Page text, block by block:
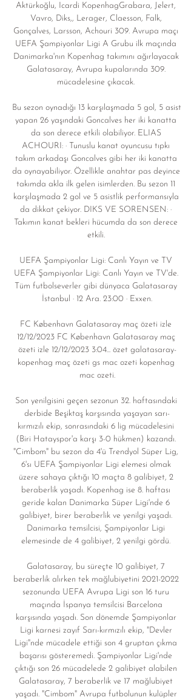
Aktürkoğlu, Icardi KopenhagGrabara, Jelert,
Vavro, Diks,, Lerager, Claesson, Falk,
Gonçalves, Larsson, Achouri 309. Avrupa maçı
UEFA Şampiyonlar Ligi A Grubu ilk maçında
Danimarka'nın Kopenhag takımını ağırlayacak
Galatasaray, Avrupa kupalarında 309.
mücadelesine çıkacak.
Bu sezon oynadığı 13 karşılaşmada 5 gol, 5 asist
yapan 26 yaşındaki Goncalves her iki kanatta
da son derece etkili olabiliyor. ELIAS
ACHOURI: · Tunuslu kanat oyuncusu tıpkı
takım arkadaşı Goncalves gibi her iki kanatta
da oynayabiliyor. Özellikle anahtar pas deyince
takımda akla ilk gelen isimlerden. Bu sezon 11
karşılaşmada 2 gol ve 5 asistlik performansıyla
da dikkat çekiyor. DIKS VE SORENSEN: ·
Takımın kanat bekleri hücumda da son derece
etkili.
UEFA Şampiyonlar Ligi: Canlı Yayın ve TV
UEFA Şampiyonlar Ligi: Canlı Yayın ve TV'de.
Tüm futbolseverler gibi dünyaca Galatasaray
İstanbul · 12 Ara. 23:00 · Exxen.
FC København Galatasaray maç özeti izle
12/12/2023 FC København Galatasaray maç
özeti izle 12/12/2023 3:04... özet galatasaray-
kopenhag maç özeti gs mac ozeti kopenhag
mac ozeti.
Son yenilgisini geçen sezonun 32. haftasındaki
derbide Beşiktaş karşısında yaşayan sarı-
kırmızılı ekip, sonrasındaki 6 lig mücadelesini
(Biri Hatayspor'a karşı 3-0 hükmen) kazandı.
"Cimbom" bu sezon da 4'ü Trendyol Süper Lig,
6'sı UEFA Şampiyonlar Ligi elemesi olmak
üzere sahaya çıktığı 10 maçta 8 galibiyet, 2
beraberlik yaşadı. Kopenhag ise 8. haftası
geride kalan Danimarka Süper Ligi'nde 6
galibiyet, birer beraberlik ve yenilgi yaşadı.
Danimarka temsilcisi, Şampiyonlar Ligi
elemesinde de 4 galibiyet, 2 yenilgi gördü.
Galatasaray, bu süreçte 10 galibiyet, 7
beraberlik alırken tek mağlubiyetini 2021-2022
sezonunda UEFA Avrupa Ligi son 16 turu
maçında İspanya temsilcisi Barcelona
karşısında yaşadı. Son dönemde Şampiyonlar
Ligi karnesi zayıf Sarı-kırmızılı ekip, "Devler
Ligi"nde mücadele ettiği son 4 gruptan çıkma
başarısı gösteremedi. Şampiyonlar Ligi'nde
çıktığı son 26 mücadelede 2 galibiyet alabilen
Galatasaray, 7 beraberlik ve 17 mağlubiyet
yaşadı. "Cimbom" Avrupa futbolunun kulüpler